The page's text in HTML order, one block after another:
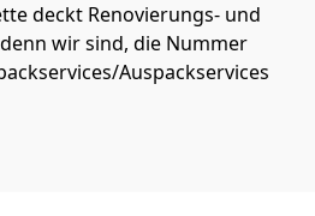
deckt Renovierungs- und
wir sind, die Nummer
Auspackservices